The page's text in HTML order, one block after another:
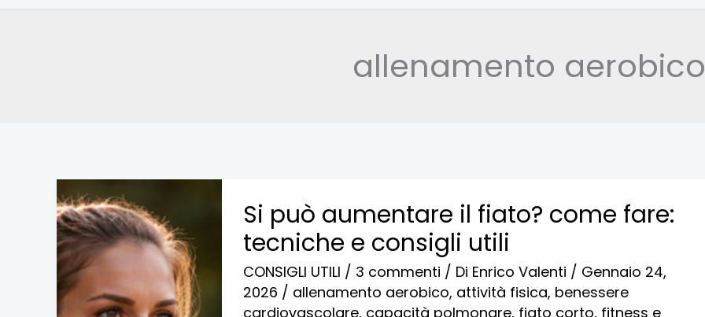
allenamento aerobico
Si può aumentare il fiato? come fare:
tecniche e consigli utili
CONSIGLI UTILI / 3 commenti / Di Enrico Valenti / Gennaio 24,
2026 / allenamento aerobico, attività fisica, benessere
cardiovascolare, capacità polmonare, fiato corto, fitness e
può
aumentare
il
fiato?